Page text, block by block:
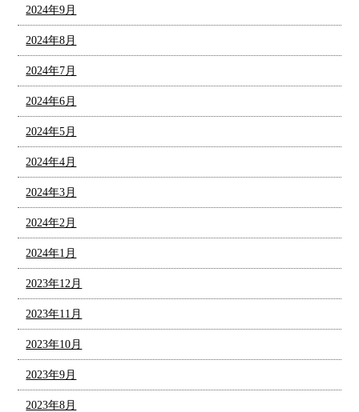
2024年9月
2024年8月
2024年7月
2024年6月
2024年5月
2024年4月
2024年3月
2024年2月
2024年1月
2023年12月
2023年11月
2023年10月
2023年9月
2023年8月